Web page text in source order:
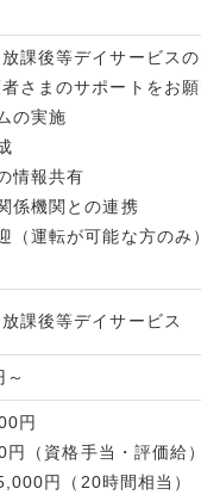
課後等デイサービスの
さまのサポートをお
の実施
情報共有
係機関との連携
（運転が可能な方のみ）
課後等デイサービス
円
（資格手当・評価給）
円（20時間相当）